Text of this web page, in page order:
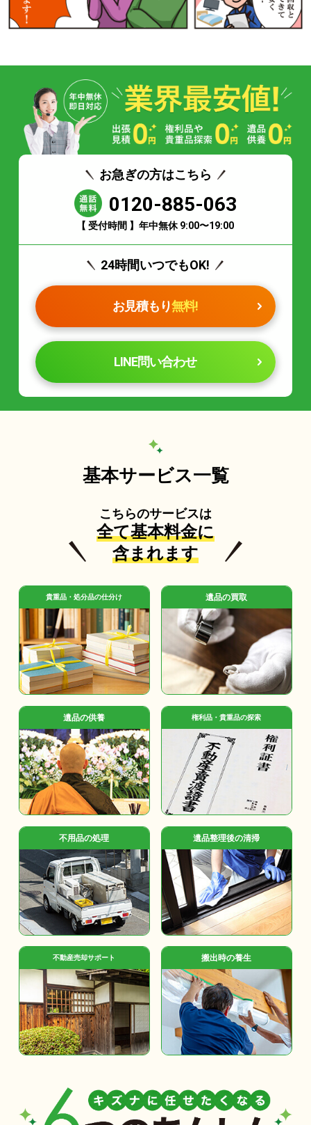
お急ぎの方はこちら
0120-885-063
【 受付時間 】年中無休 9:00〜19:00
24時間いつでもOK!
お見積もり無料!
LINE問い合わせ
基本サービス一覧
こちらのサービスは
全て基本料金に
含まれます
貴重品・処分品の仕分け 遺品の買取
遺品の供養 権利品・貴重品の探索
不用品の処理 遺品整理後の清掃
不動産売却サポート 搬出時の養生